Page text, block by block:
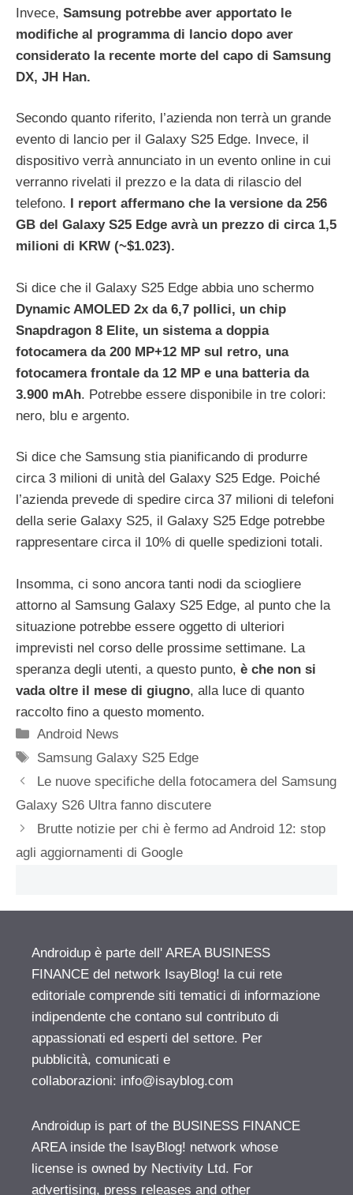
Invece, Samsung potrebbe aver apportato le
modifiche al programma di lancio dopo aver
considerato la recente morte del capo di Samsung
DX, JH Han.
Secondo quanto riferito, l’azienda non terrà un grande
evento di lancio per il Galaxy S25 Edge. Invece, il
dispositivo verrà annunciato in un evento online in cui
verranno rivelati il ​​prezzo e la data di rilascio del
telefono. I report affermano che la versione da 256
GB del Galaxy S25 Edge avrà un prezzo di circa 1,5
milioni di KRW (~$1.023).
Si dice che il Galaxy S25 Edge abbia uno schermo
Dynamic AMOLED 2x da 6,7 ​​pollici, un chip
Snapdragon 8 Elite, un sistema a doppia
fotocamera da 200 MP+12 MP sul retro, una
fotocamera frontale da 12 MP e una batteria da
3.900 mAh. Potrebbe essere disponibile in tre colori:
nero, blu e argento.
Si dice che Samsung stia pianificando di produrre
circa 3 milioni di unità del Galaxy S25 Edge. Poiché
l’azienda prevede di spedire circa 37 milioni di telefoni
della serie Galaxy S25, il Galaxy S25 Edge potrebbe
rappresentare circa il 10% di quelle spedizioni totali.
Insomma, ci sono ancora tanti nodi da sciogliere
attorno al Samsung Galaxy S25 Edge, al punto che la
situazione potrebbe essere oggetto di ulteriori
imprevisti nel corso delle prossime settimane. La
speranza degli utenti, a questo punto, è che non si
vada oltre il mese di giugno, alla luce di quanto
raccolto fino a questo momento.
Categorie
Android News
Tag
Samsung Galaxy S25 Edge
Le nuove specifiche della fotocamera del Samsung
Galaxy S26 Ultra fanno discutere
Brutte notizie per chi è fermo ad Android 12: stop
agli aggiornamenti di Google
Androidup è parte dell' AREA BUSINESS
FINANCE del network IsayBlog! la cui rete
editoriale comprende siti tematici di informazione
indipendente che contano sul contributo di
appassionati ed esperti del settore. Per
pubblicità, comunicati e
collaborazioni: info@isayblog.com
Androidup is part of the BUSINESS FINANCE
AREA inside the IsayBlog! network whose
license is owned by Nectivity Ltd. For
advertising, press releases and other